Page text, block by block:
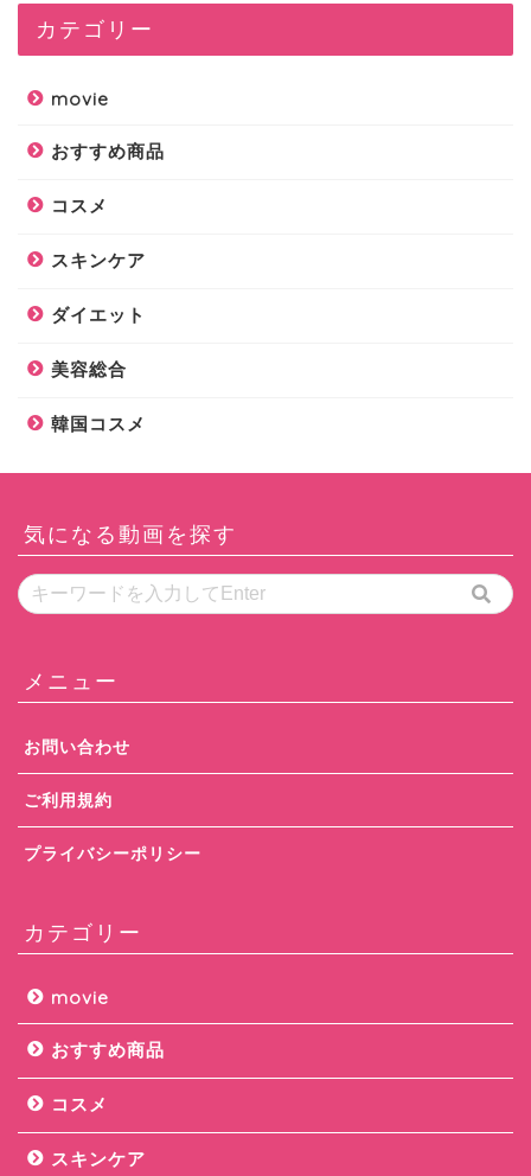
カテゴリー
movie
おすすめ商品
コスメ
スキンケア
ダイエット
美容総合
韓国コスメ
気になる動画を探す
メニュー
お問い合わせ
ご利用規約
プライバシーポリシー
カテゴリー
movie
おすすめ商品
コスメ
スキンケア